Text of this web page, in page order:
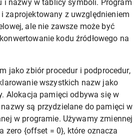
i nazwy w tablicy symboli. Program
zaprojektowany z uwzględnieniem
ale nie zawsze może być
kodu źródłowego na
jako zbiór procedur i podprocedur,
wszystkich nazw jako
Alokacja pamięci odbywa się w
są przydzielane do pamięci w
w programie. Używamy zmiennej
zero {offset = 0}, które oznacza